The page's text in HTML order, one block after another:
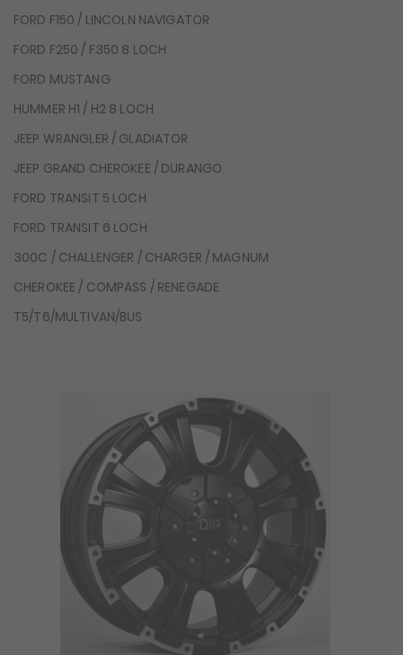
FORD F150 / LINCOLN NAVIGATOR
FORD F250 / F350 8 LOCH
FORD MUSTANG
HUMMER H1 / H2 8 LOCH
JEEP WRANGLER / GLADIATOR
JEEP GRAND CHEROKEE / DURANGO
FORD TRANSIT 5 LOCH
FORD TRANSIT 6 LOCH
300C / CHALLENGER / CHARGER / MAGNUM
CHEROKEE / COMPASS / RENEGADE
T5/T6/MULTIVAN/BUS